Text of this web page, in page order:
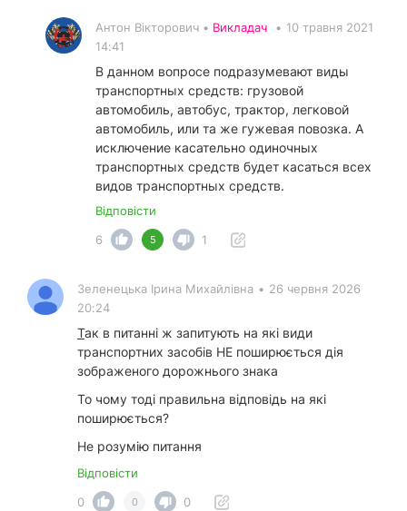
Антон Вікторович • Викладач • 10 травня 2021
14:41
В данном вопросе подразумевают виды
транспортных средств: грузовой
автомобиль, автобус, трактор, легковой
автомобиль, или та же гужевая повозка. А
исключение касательно одиночных
транспортных средств будет касаться всех
видов транспортных средств.
Відповісти
6
5 1
Зеленецька Ірина Михайлівна • 26 червня 2026
20:24
Так в питанні ж запитують на які види
транспортних засобів НЕ поширюється дія
зображеного дорожнього знака
То чому тоді правильна відповідь на які
поширюється?
Не розумію питання
Відповісти
0
0 0